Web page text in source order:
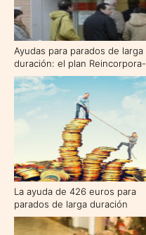
Ayudas para parados de larga
duración: el plan Reincorpora-
T
La ayuda de 426 euros para
parados de larga duración